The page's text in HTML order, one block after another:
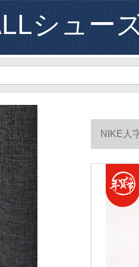
シュー
NIKE人